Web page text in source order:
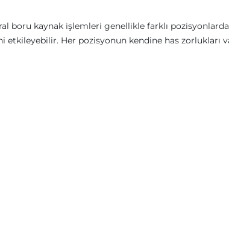
boru kaynak işlemleri genellikle farklı pozisyonlarda
etkileyebilir. Her pozisyonun kendine has zorlukları